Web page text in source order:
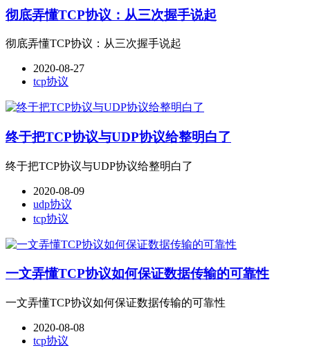
彻底弄懂TCP协议：从三次握手说起
彻底弄懂TCP协议：从三次握手说起
2020-08-27
tcp协议
终于把TCP协议与UDP协议给整明白了
终于把TCP协议与UDP协议给整明白了
2020-08-09
udp协议
tcp协议
一文弄懂TCP协议如何保证数据传输的可靠性
一文弄懂TCP协议如何保证数据传输的可靠性
2020-08-08
tcp协议